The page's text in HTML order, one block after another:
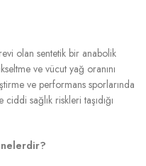
olan sentetik bir anabolik
ve vücut yağ oranını
ve performans sporlarında
ciddi sağlık riskleri taşıdığı
nelerdir?